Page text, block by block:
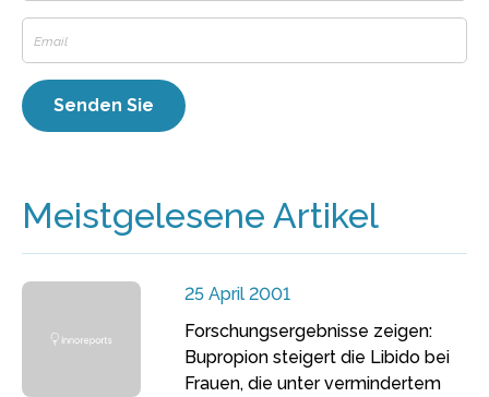
Meistgelesene Artikel
25 April 2001
Forschungsergebnisse zeigen:
Bupropion steigert die Libido bei
Frauen, die unter vermindertem